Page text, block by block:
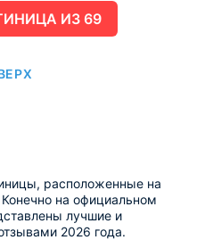
ГОСТИНИЦА ИЗ 69
расположенные на
на официальном
лучшие и
2026 года.